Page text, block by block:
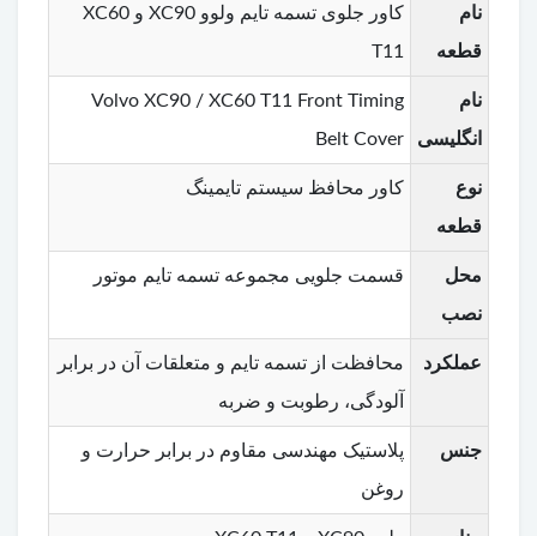
نام
قطعه
کاور جلوی تسمه تایم ولوو XC90 و XC60
T11
نام
انگلیسی
Volvo XC90 / XC60 T11 Front Timing
Belt Cover
نوع
قطعه
کاور محافظ سیستم تایمینگ
محل
نصب
قسمت جلویی مجموعه تسمه تایم موتور
عملکرد
محافظت از تسمه تایم و متعلقات آن در برابر
آلودگی، رطوبت و ضربه
جنس
پلاستیک مهندسی مقاوم در برابر حرارت و
روغن